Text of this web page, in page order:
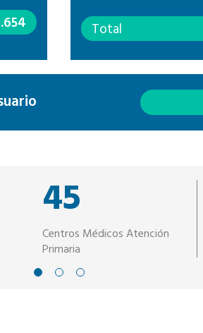
Total
45
Centros Médicos Atención
Primaria